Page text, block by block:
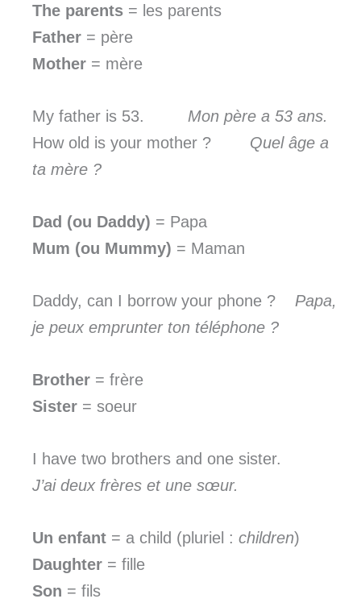
The parents = les parents
Father = père
Mother = mère
My father is 53. Mon père a 53 ans.
How old is your mother ?
Quel âge a
ta mère ?
Dad (ou Daddy) = Papa
Mum (ou Mummy) = Maman
Daddy, can I borrow your phone ? Papa,
je peux emprunter ton téléphone ?
Brother = frère
Sister = soeur
I have two brothers and one sister.
J’ai deux frères et une sœur.
Un enfant = a child (pluriel : children)
Daughter = fille
Son = fils